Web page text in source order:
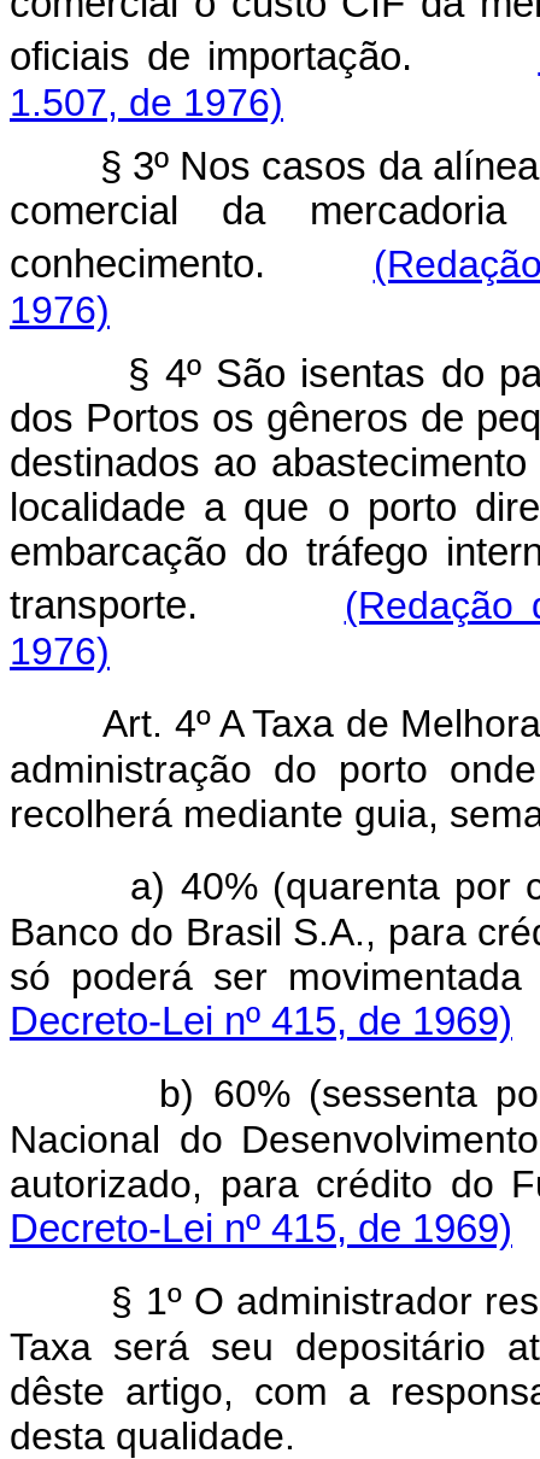
oficiais de importação.
1.507, de 1976)
§ 3º Nos casos da
comercial da
conhecimento.
1976)
§ 4º São isentas do
dos Portos os gêneros de
destinados ao
localidade a que o porto
embarcação do tráfego
transporte.
(Redação
1976)
Art. 4º A Taxa de
administração do porto
recolherá mediante guia,
a) 40% (quarenta por
Banco do Brasil S.A., para
só poderá ser
Decreto-Lei nº 415, de 1969)
b) 60% (sessenta
Nacional do
autorizado, para crédito
Decreto-Lei nº 415, de 1969)
§ 1º O administrador
Taxa será seu depositário
dêste artigo, com a
desta qualidade.